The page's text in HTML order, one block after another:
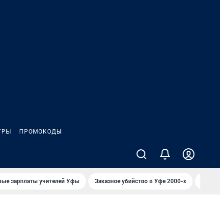
ПРОМОКОДЫ
зарплаты учителей Уфы Заказное убийство в Уфе 2000-х